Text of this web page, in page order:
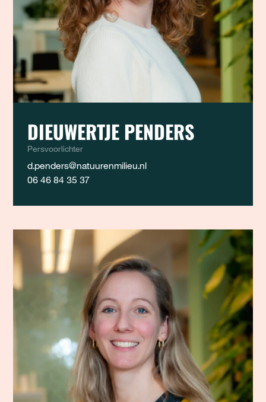
DIEUWERTJE PENDERS
Persvoorlichter
d.penders@natuurenmilieu.nl
06 46 84 35 37